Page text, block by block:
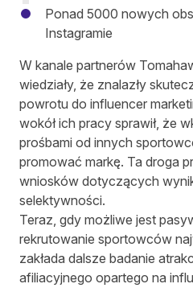
Ponad 5000 nowych
Instagramie
W kanale partnerów
wiedziały, że znalazły
powrotu do influencer
wokół ich pracy sprawił, że
prośbami od innych
promować markę. Ta droga
wniosków dotyczących
selektywności.
Teraz, gdy możliwe jest
rekrutowanie sportowców
zakłada dalsze badanie
afiliacyjnego opartego na